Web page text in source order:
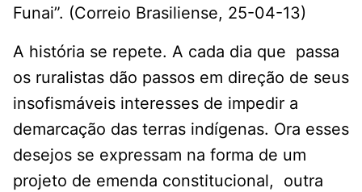
Funai”. (Correio Brasiliense, 25-04-13)
A história se repete. A cada dia que passa
os ruralistas dão passos em direção de seus
insofismáveis interesses de impedir a
demarcação das terras indígenas. Ora esses
desejos se expressam na forma de um
projeto de emenda constitucional, outra